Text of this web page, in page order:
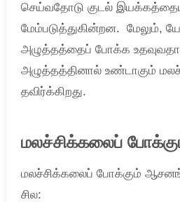
செய்வதோடு குடல்
மேம்படுத்துகின்றன. மேலும்,
அழுத்தத்தைப் போக்க
அழுத்தத்தினால் உண்டாகும்
தவிர்க்கிறது.
மலச்சிக்கலைப்
மலச்சிக்கலைப் போக்கும்
சில: